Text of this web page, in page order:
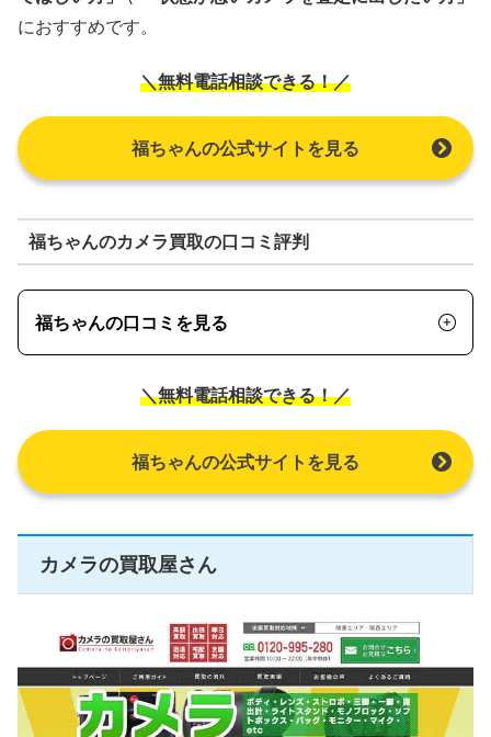
におすすめです。
＼無料電話相談できる！／
福ちゃんの公式サイトを見る
福ちゃんのカメラ買取の口コミ評判
福ちゃんの口コミを見る
＼無料電話相談できる！／
福ちゃんの公式サイトを見る
カメラの買取屋さん